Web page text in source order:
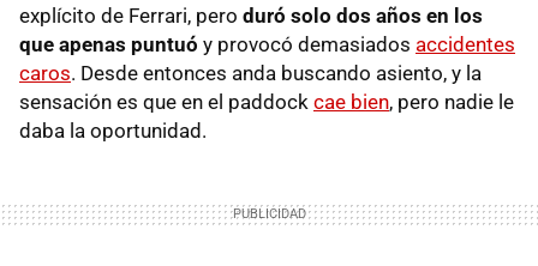
explícito de Ferrari, pero duró solo dos años en los
que apenas puntuó y provocó demasiados accidentes
caros. Desde entonces anda buscando asiento, y la
sensación es que en el paddock cae bien, pero nadie le
daba la oportunidad.